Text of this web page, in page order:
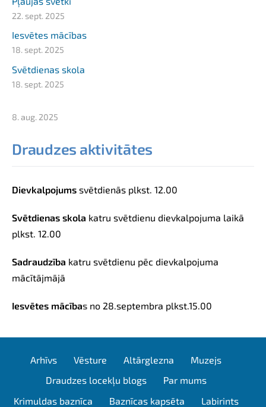
22. sept. 2025
Iesvētes mācības
18. sept. 2025
Svētdienas skola
18. sept. 2025
8. aug. 2025
Draudzes aktivitātes
Dievkalpojums svētdienās plkst. 12.00
Svētdienas skola katru svētdienu dievkalpojuma laikā
plkst. 12.00
Sadraudzība katru svētdienu pēc dievkalpojuma
mācītājmājā
Iesvētes mācības no 28.septembra plkst.15.00
Arhīvs Vēsture Altārglezna
Muzejs
Draudzes locekļu blogs
Par mums
Krimuldas baznīca
Baznīcas kapsēta
Labirints